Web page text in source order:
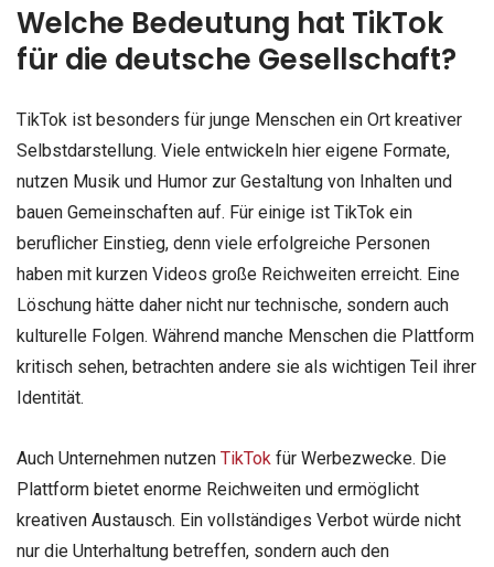
Welche Bedeutung hat TikTok
für die deutsche Gesellschaft?
TikTok ist besonders für junge Menschen ein Ort kreativer
Selbstdarstellung. Viele entwickeln hier eigene Formate,
nutzen Musik und Humor zur Gestaltung von Inhalten und
bauen Gemeinschaften auf. Für einige ist TikTok ein
beruflicher Einstieg, denn viele erfolgreiche Personen
haben mit kurzen Videos große Reichweiten erreicht. Eine
Löschung hätte daher nicht nur technische, sondern auch
kulturelle Folgen. Während manche Menschen die Plattform
kritisch sehen, betrachten andere sie als wichtigen Teil ihrer
Identität.
Auch Unternehmen nutzen TikTok für Werbezwecke. Die
Plattform bietet enorme Reichweiten und ermöglicht
kreativen Austausch. Ein vollständiges Verbot würde nicht
nur die Unterhaltung betreffen, sondern auch den